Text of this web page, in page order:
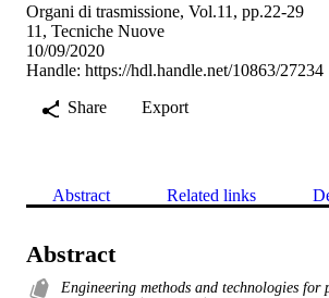
Organi di trasmissione, Vol.11, pp.22-29
11, Tecniche Nuove
10/09/2020
Handle: https://hdl.handle.net/10863/27234
Share
Export
Abstract Related links
Abstract
Engineering methods and technologies for